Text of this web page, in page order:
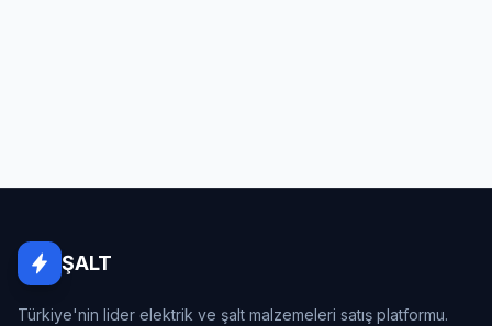
ŞALT
Türkiye'nin lider elektrik ve şalt malzemeleri satış platformu.